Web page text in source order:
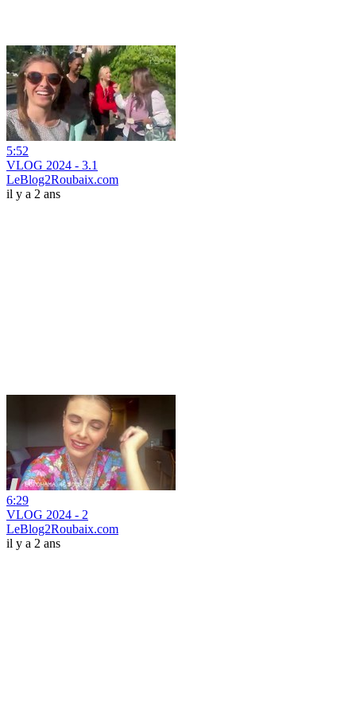
5:52
VLOG 2024 - 3.1
LeBlog2Roubaix.com
il y a 2 ans
6:29
VLOG 2024 - 2
LeBlog2Roubaix.com
il y a 2 ans